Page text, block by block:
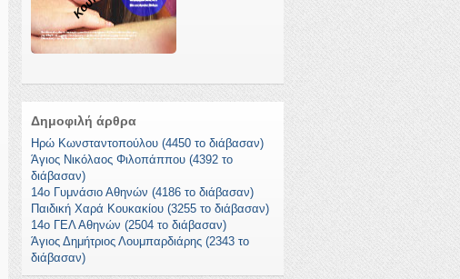
Δημοφιλή άρθρα
Ηρώ Κωνσταντοπούλου (4450 το διάβασαν)
Άγιος Νικόλαος Φιλοπάππου (4392 το
διάβασαν)
14ο Γυμνάσιο Αθηνών (4186 το διάβασαν)
Παιδική Χαρά Κουκακίου (3255 το διάβασαν)
14ο ΓΕΛ Αθηνών (2504 το διάβασαν)
Άγιος Δημήτριος Λουμπαρδιάρης (2343 το
διάβασαν)